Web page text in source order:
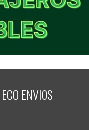
ECO ENVIOS